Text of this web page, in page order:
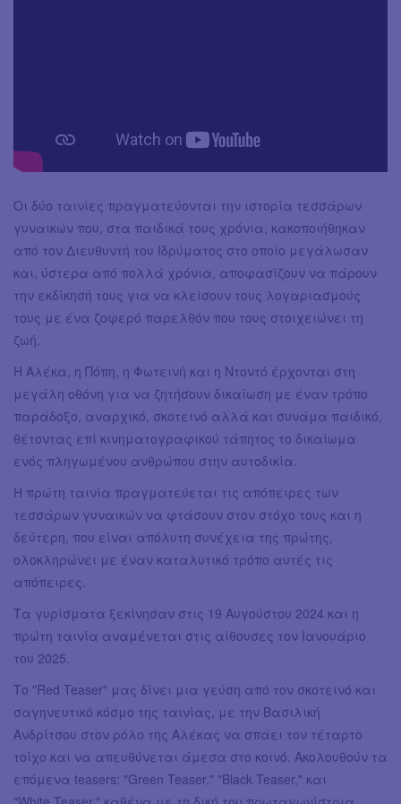
Οι δύο ταινίες πραγματεύονται την ιστορία τεσσάρων
γυναικών που, στα παιδικά τους χρόνια, κακοποιήθηκαν
από τον Διευθυντή του Ιδρύματος στο οποίο μεγάλωσαν
και, ύστερα από πολλά χρόνια, αποφασίζουν να πάρουν
την εκδίκησή τους για να κλείσουν τους λογαριασμούς
τους με ένα ζοφερό παρελθόν που τους στοιχειώνει τη
ζωή.
Η Αλέκα, η Πόπη, η Φωτεινή και η Ντοντό έρχονται στη
μεγάλη οθόνη για να ζητήσουν δικαίωση με έναν τρόπο
παράδοξο, αναρχικό, σκοτεινό αλλά και συνάμα παιδικό,
θέτοντας επί κινηματογραφικού τάπητος το δικαίωμα
ενός πληγωμένου ανθρώπου στην αυτοδικία.
Η πρώτη ταινία πραγματεύεται τις απόπειρες των
τεσσάρων γυναικών να φτάσουν στον στόχο τους και η
δεύτερη, που είναι απόλυτη συνέχεια της πρώτης,
ολοκληρώνει με έναν καταλυτικό τρόπο αυτές τις
απόπειρες.
Τα γυρίσματα ξεκίνησαν στις 19 Αυγούστου 2024 και η
πρώτη ταινία αναμένεται στις αίθουσες τον Ιανουάριο
του 2025.
Το "Red Teaser" μας δίνει μια γεύση από τον σκοτεινό και
σαγηνευτικό κόσμο της ταινίας, με την Βασιλική
Ανδρίτσου στον ρόλο της Αλέκας να σπάει τον τέταρτο
τοίχο και να απευθύνεται άμεσα στο κοινό. Ακολουθούν τα
επόμενα teasers: "Green Teaser," "Black Teaser," και